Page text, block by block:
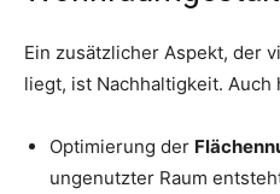
Ein zusätzlicher Aspekt, der
liegt, ist Nachhaltigkeit.
Optimierung der
ungenutzter Raum